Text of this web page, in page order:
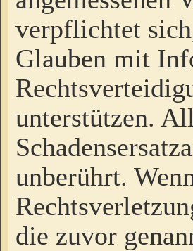
verpflichtet
Glauben mit
unterstützen.
unberührt.
die zuvor